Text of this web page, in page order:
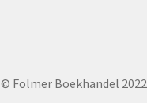
© Folmer Boekhandel 2022